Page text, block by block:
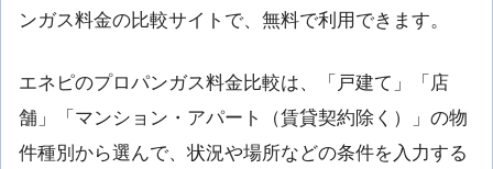
ンガス料金の比較サイトで、無料で利用できます。
エネピのプロパンガス料金比較は、「戸建て」「店
舗」「マンション・アパート（賃貸契約除く）」の物
件種別から選んで、状況や場所などの条件を入力する